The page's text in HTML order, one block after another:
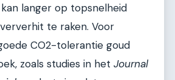
langer op topsnelheid
te raken. Voor
CO2-tolerantie goud
zoals studies in het Journal